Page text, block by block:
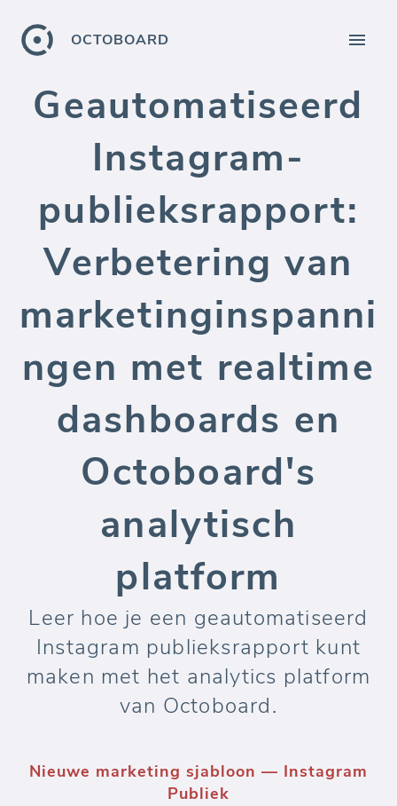
OCTOBOARD
Geautomatiseerd
Instagram-
publieksrapport:
Verbetering van
marketinginspanni
ngen met realtime
dashboards en
Octoboard's
analytisch
platform
Leer hoe je een geautomatiseerd
Instagram publieksrapport kunt
maken met het analytics platform
van Octoboard.
Nieuwe marketing sjabloon — Instagram
Publiek